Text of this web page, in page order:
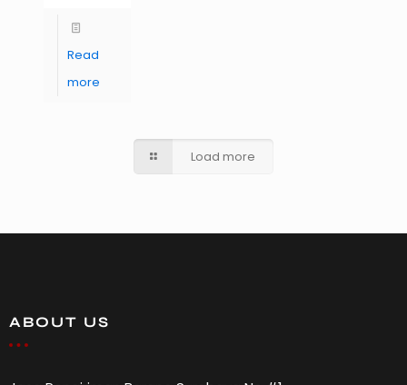
Read
more
Load more
ABOUT US